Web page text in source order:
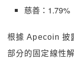
慈善：1.79%
根據 Apecoin 披
部分的固定線性